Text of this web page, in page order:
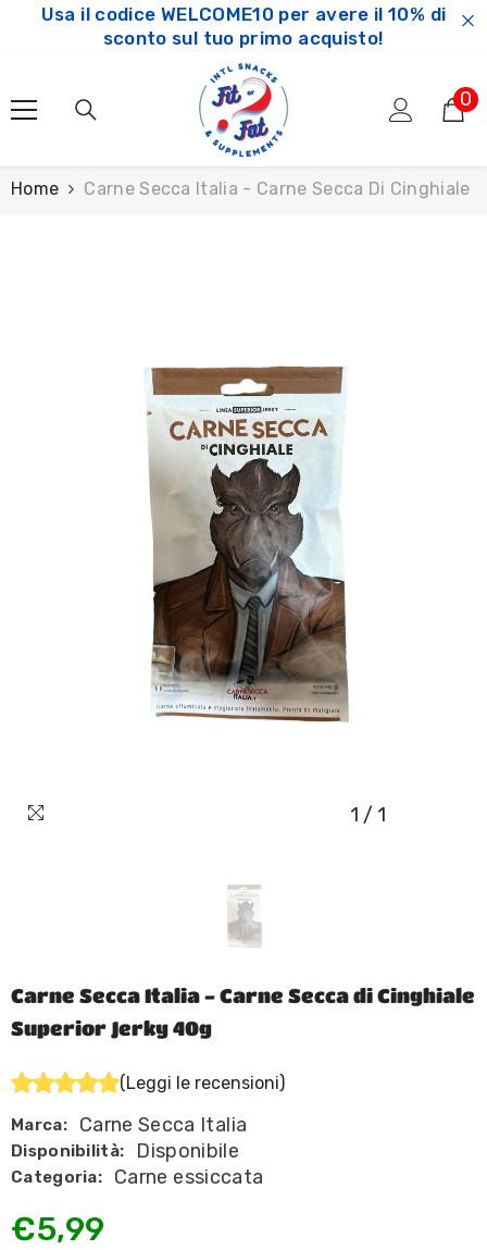
SKIP TO CONTENT
Usa il codice WELCOME10 per avere il 10% di
sconto sul tuo primo acquisto!
00
Home Carne Secca Italia - Carne Secca Di Cinghiale
1 / 1
Carne Secca Italia - Carne Secca di Cinghiale
Superior Jerky 40g
(Leggi le recensioni)
Marca: Carne Secca Italia
Disponibilità: Disponibile
Categoria: Carne essiccata
€5,99